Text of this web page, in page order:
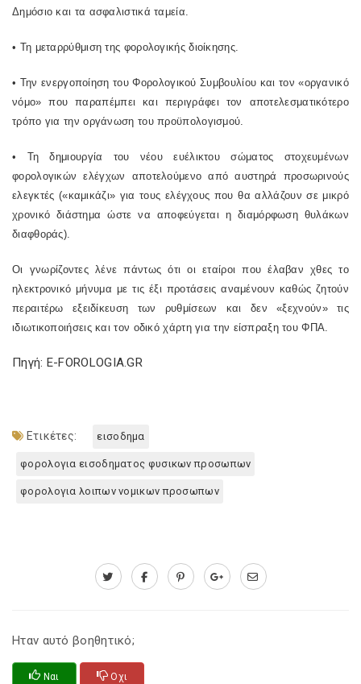
Δημόσιο και τα ασφαλιστικά ταμεία.
• Τη μεταρρύθμιση της φορολογικής διοίκησης.
• Την ενεργοποίηση του Φορολογικού Συμβουλίου και τον «οργανικό
νόμο» που παραπέμπει και περιγράφει τον αποτελεσματικότερο
τρόπο για την οργάνωση του προϋπολογισμού.
• Τη δημιουργία του νέου ευέλικτου σώματος στοχευμένων
φορολογικών ελέγχων αποτελούμενο από αυστηρά προσωρινούς
ελεγκτές («καμικάζι» για τους ελέγχους που θα αλλάζουν σε μικρό
χρονικό διάστημα ώστε να αποφεύγεται η διαμόρφωση θυλάκων
διαφθοράς).
Οι γνωρίζοντες λένε πάντως ότι οι εταίροι που έλαβαν χθες το
ηλεκτρονικό μήνυμα με τις έξι προτάσεις αναμένουν καθώς ζητούν
περαιτέρω εξειδίκευση των ρυθμίσεων και δεν «ξεχνούν» τις
ιδιωτικοποιήσεις και τον οδικό χάρτη για την είσπραξη του ΦΠΑ.
Πηγή: E-FOROLOGIA.GR
Ετικέτες: εισοδημα
φορολογια εισοδηματος φυσικων προσωπων
φορολογια λοιπων νομικων προσωπων
Ηταν αυτό βοηθητικό;
Ναι Οχι